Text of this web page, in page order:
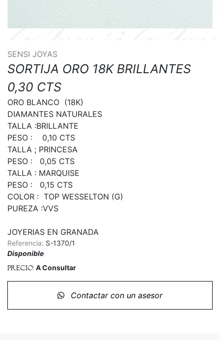
SENSI JOYAS
SORTIJA ORO 18K BRILLANTES
0,30 CTS
ORO BLANCO  (18K)
DIAMANTES NATURALES
TALLA :BRILLANTE
PESO :    0,10 CTS
TALLA ; PRINCESA
PESO :   0,05 CTS
TALLA : MARQUISE
PESO :   0,15 CTS
COLOR :  TOP WESSELTON (G)
PUREZA :VVS
JOYERIAS EN GRANADA
Referencia: S-1370/1
Disponible
Precio: A Consultar
Contactar con un asesor